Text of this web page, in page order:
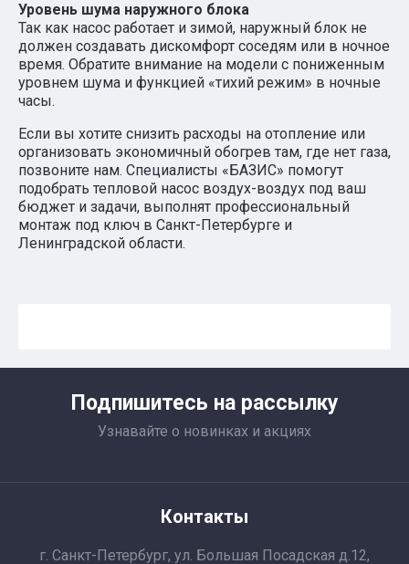
Уровень шума наружного блока
Так как насос работает и зимой, наружный блок не
должен создавать дискомфорт соседям или в ночное
время. Обратите внимание на модели с пониженным
уровнем шума и функцией «тихий режим» в ночные
часы.
Если вы хотите снизить расходы на отопление или
организовать экономичный обогрев там, где нет газа,
позвоните нам. Специалисты «БАЗИС» помогут
подобрать тепловой насос воздух-воздух под ваш
бюджет и задачи, выполнят профессиональный
монтаж под ключ в Санкт-Петербурге и
Ленинградской области.
Подпишитесь на рассылку
Узнавайте о новинках и акциях
Контакты
г. Санкт-Петербург, ул. Большая Посадская д.12,